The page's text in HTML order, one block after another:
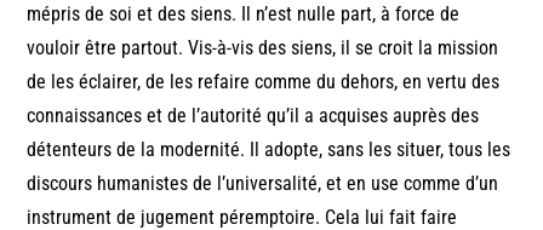
mépris de soi et des siens. Il n’est nulle part, à force de
vouloir être partout. Vis-à-vis des siens, il se croit la mission
de les éclairer, de les refaire comme du dehors, en vertu des
connaissances et de l’autorité qu’il a acquises auprès des
détenteurs de la modernité. Il adopte, sans les situer, tous les
discours humanistes de l’universalité, et en use comme d’un
instrument de jugement péremptoire. Cela lui fait faire